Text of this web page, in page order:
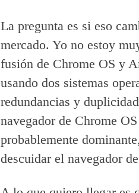
La pregunta es si eso
mercado. Yo no estoy
fusión de Chrome OS y
usando dos sistemas
redundancias y
navegador de Chrome
probablemente
descuidar el navegador